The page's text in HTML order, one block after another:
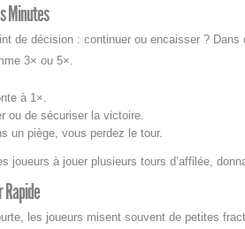
Minutes
de décision : continuer ou encaisser ?
3× ou 5×.
à 1×.
ou de sécuriser la victoire.
un piège, vous perdez le tour.
joueurs à jouer plusieurs tours d’affilée,
Rapide
les joueurs misent souvent de petites